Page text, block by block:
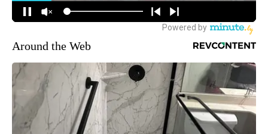
Around the Web